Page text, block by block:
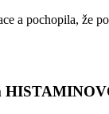
a pochopila, že